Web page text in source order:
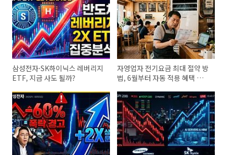
삼성전자·SK하이닉스 레버리지
ETF, 지금 사도 될까?
자영업자 전기요금 최대 절약 방
법, 6월부터 자동 적용 혜택 핵심